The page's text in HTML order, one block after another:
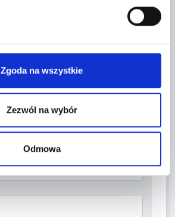
Zgoda na wszystkie
Zezwól na wybór
Odmowa